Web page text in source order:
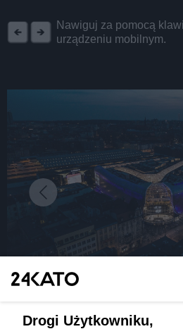
Nawiguj za pomocą
urządzeniu mobilnym.
darmowego parkowania. Ale
Drogi Użytkowniku,